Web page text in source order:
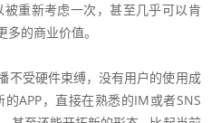
重新考虑一次，甚至几乎可以肯
的商业价值。
不受硬件束缚，没有用户的使用成
APP，直接在熟悉的IM或者SNS